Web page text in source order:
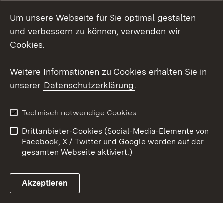
X / Twitter
Youtube
Link zum Landesportal
Kontakt
Datenschutz
Barrierefreiheit
Impressum Cookies
Um unsere Webseite für Sie optimal gestalten
und verbessern zu können, verwenden wir
Cookies.
Weitere Informationen zu Cookies erhalten Sie in
unserer Datenschutzerklärung.
Technisch notwendige Cookies
Drittanbieter-Cookies (Social-Media-Elemente von
Facebook, X / Twitter und Google werden auf der
gesamten Webseite aktiviert.)
Akzeptieren